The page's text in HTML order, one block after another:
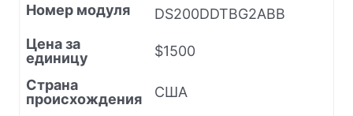
Номер модуля
DS200DDTBG2ABB
Цена за
единицу
$1500
Страна
происхождения
США